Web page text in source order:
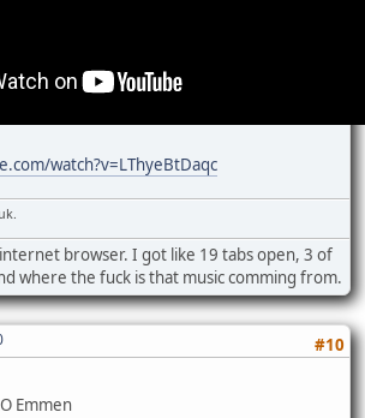
watch?v=LThyeBtDaqc
browser. I got like 19 tabs open, 3 of
where the fuck is that music comming from.
#10
Emmen